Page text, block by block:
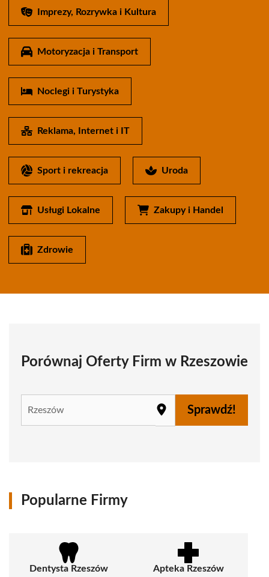
Imprezy, Rozrywka i Kultura
Motoryzacja i Transport
Noclegi i Turystyka
Reklama, Internet i IT
Sport i rekreacja Uroda
Usługi Lokalne Zakupy i Handel
Zdrowie
Porównaj Oferty Firm w Rzeszowie
Sprawdź!
Popularne Firmy
Dentysta Rzeszów Apteka Rzeszów